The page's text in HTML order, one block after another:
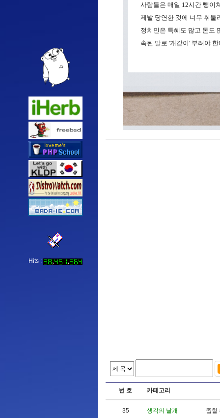
Hits :
사람들은 매일 12시간 뺑이
제발 당연한 것에 너무 휘둘
정치인은 특혜도 많고 돈도
속된 말로 '개같이' 부려야 한
번 호 카테고리
35 생각의 날개 좁힐